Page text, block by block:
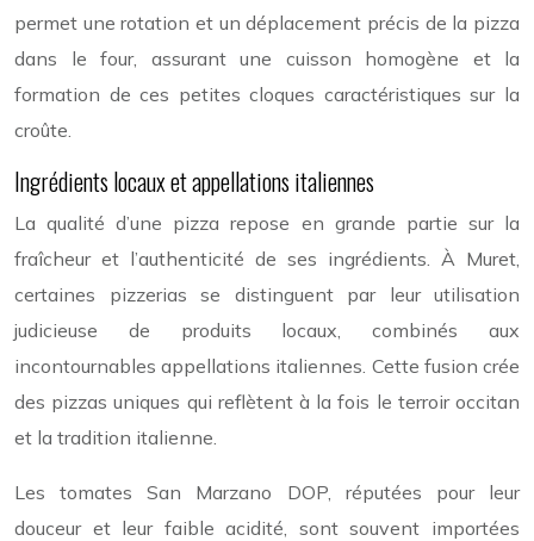
permet une rotation et un déplacement précis de la pizza
dans le four, assurant une cuisson homogène et la
formation de ces petites cloques caractéristiques sur la
croûte.
Ingrédients locaux et appellations italiennes
La qualité d’une pizza repose en grande partie sur la
fraîcheur et l’authenticité de ses ingrédients. À Muret,
certaines pizzerias se distinguent par leur utilisation
judicieuse de produits locaux, combinés aux
incontournables appellations italiennes. Cette fusion crée
des pizzas uniques qui reflètent à la fois le terroir occitan
et la tradition italienne.
Les tomates San Marzano DOP, réputées pour leur
douceur et leur faible acidité, sont souvent importées